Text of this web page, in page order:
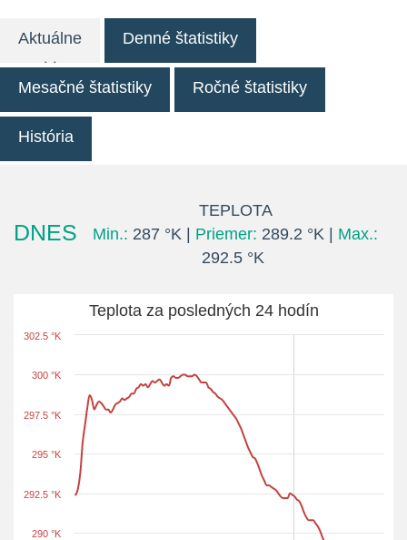
Aktuálne Denné štatistiky
Mesačné štatistiky Ročné štatistiky
História
DNES
TEPLOTA
Min.: 287 °K | Priemer: 289.2 °K | Max.:
292.5 °K
Teplota za posledných 24 hodín
290 °K
292.5 °K
295 °K
297.5 °K
300 °K
302.5 °K